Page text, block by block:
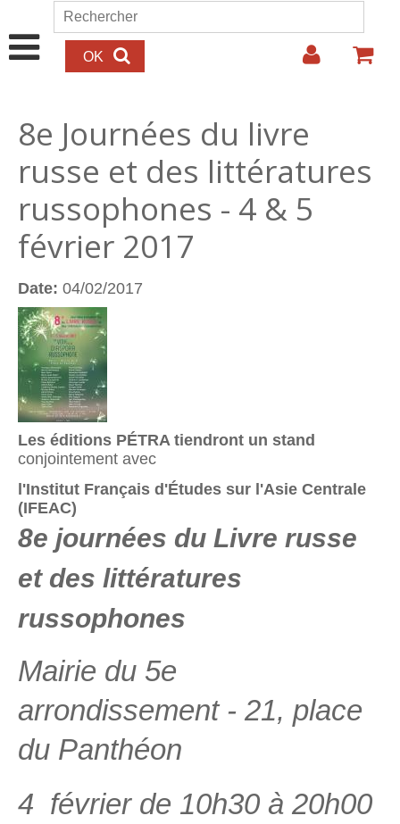
Aller au contenu principal
Formulaire de recherche
Rechercher
8e Journées du livre
russe et des littératures
russophones - 4 & 5
février 2017
Date: 04/02/2017
Les éditions PÉTRA tiendront un stand
conjointement avec
l'Institut Français d'Études sur l'Asie Centrale
(IFEAC)
8e journées du Livre russe
et des littératures
russophones
Mairie du 5e
arrondissement - 21, place
du Panthéon
4 février de 10h30 à 20h00